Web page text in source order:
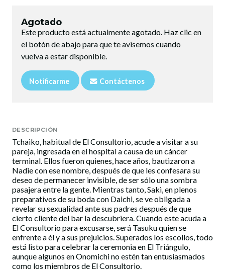
Agotado
Este producto está actualmente agotado. Haz clic en
el botón de abajo para que te avisemos cuando
vuelva a estar disponible.
Notificarme Contáctenos
DESCRIPCIÓN
Tchaiko, habitual de El Consultorio, acude a visitar a su
pareja, ingresada en el hospital a causa de un cáncer
terminal. Ellos fueron quienes, hace años, bautizaron a
Nadie con ese nombre, después de que les confesara su
deseo de permanecer invisible, de ser sólo una sombra
pasajera entre la gente. Mientras tanto, Saki, en plenos
preparativos de su boda con Daichi, se ve obligada a
revelar su sexualidad ante sus padres después de que
cierto cliente del bar la descubriera. Cuando este acuda a
El Consultorio para excusarse, será Tasuku quien se
enfrente a él y a sus prejuicios. Superados los escollos, todo
está listo para celebrar la ceremonia en El Triángulo,
aunque algunos en Onomichi no estén tan entusiasmados
como los miembros de El Consultorio.